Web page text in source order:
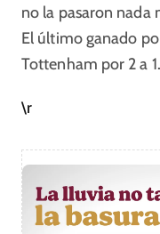
no la pasaron nada
El último ganado
Tottenham por 2 a 1.
\r